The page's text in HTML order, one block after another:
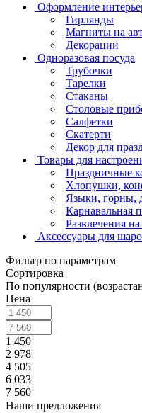
Оформление
Гирлянды
Магниты на
Декорации
Одноразовая посуда
Трубочки
Тарелки
Стаканы
Столовые
Салфетки
Скатерти
Декор для
Товары для
Праздничные
Хлопушки,
Языки, горны,
Карнавальная
Развлечения
Аксессуары для
Фильтр по параметрам
Сортировка
По популярности
Цена
1 450
2 978
4 505
6 033
7 560
Наши предложения